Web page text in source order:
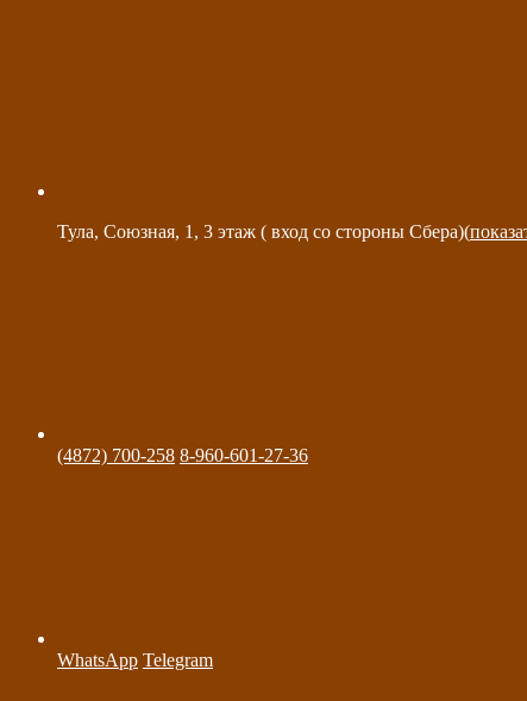
Тула, Союзная, 1, 3 этаж ( вход со стороны Сбера)(
(4872) 700-258 8-960-601-27-36
WhatsApp Telegram